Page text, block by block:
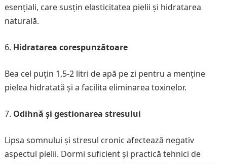
esențiali, care susțin elasticitatea pielii și hidratarea
naturală.
Hidratarea corespunzătoare
Bea cel puțin 1,5-2 litri de apă pe zi pentru a menține
pielea hidratată și a facilita eliminarea toxinelor.
Odihnă și gestionarea stresului
Lipsa somnului și stresul cronic afectează negativ
aspectul pielii. Dormi suficient și practică tehnici de